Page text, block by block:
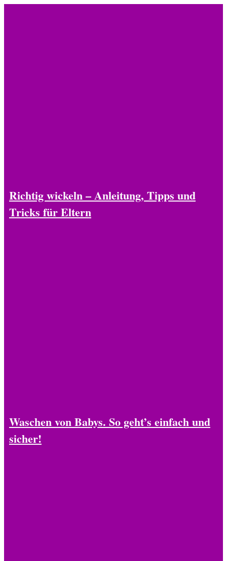
Richtig wickeln – Anleitung, Tipps und
Tricks für Eltern
Waschen von Babys. So geht’s einfach und
sicher!